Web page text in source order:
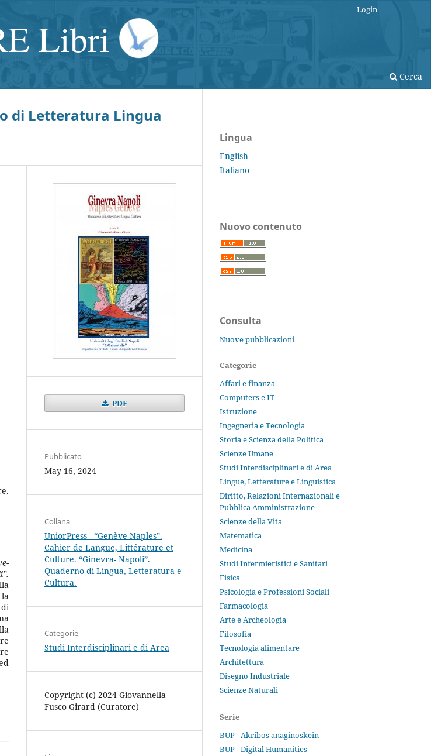
Libri
Cerca
Login
di Letteratura Lingua
di
PDF
Pubblicato
May 16, 2024
Collana
UniorPress - “Genève-Naples”.
Cahier de Langue, Littérature et
Culture. “Ginevra- Napoli”.
Quaderno di Lingua, Letteratura e
Cultura.
Categorie
Studi Interdisciplinari e di Area
Copyright (c) 2024 Giovannella
Fusco Girard (Curatore)
Lingua
English
Italiano
Nuovo contenuto
Consulta
Nuove pubblicazioni
Categorie
Affari e finanza
Computers e IT
Istruzione
Ingegneria e Tecnologia
Storia e Scienza della Politica
Scienze Umane
Studi Interdisciplinari e di Area
Lingue, Letterature e Linguistica
Diritto, Relazioni Internazionali e
Pubblica Amministrazione
Scienze della Vita
Matematica
Medicina
Studi Infermieristici e Sanitari
Fisica
Psicologia e Professioni Sociali
Farmacologia
Arte e Archeologia
Filosofia
Tecnologia alimentare
Architettura
Disegno Industriale
Scienze Naturali
Serie
BUP - Akribos anaginoskein
BUP - Digital Humanities